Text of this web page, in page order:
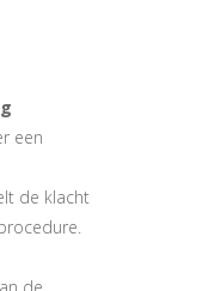
een
de klacht